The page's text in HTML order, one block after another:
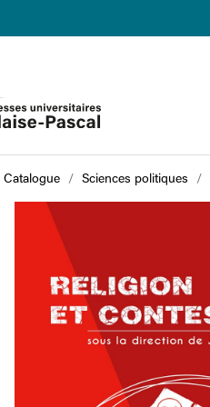
Catalogue Sciences politiques